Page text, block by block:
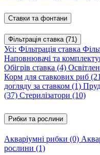
Ставки та фонтани
Фільтрація ставка (71)
Усі: Фільтрація ставка
Наповнювачі та
Обігрів ставка (4)
Корм для ставкових риб
догляду за ставком (1)
(37) Стерилізатори (10)
Рибки та рослини
Акваріумні рибки (0)
рослини (1)